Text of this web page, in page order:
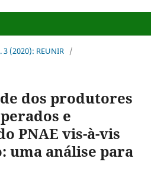
3 (2020): REUNIR /
dos produtores
e
PNAE vis-à-vis
uma análise para